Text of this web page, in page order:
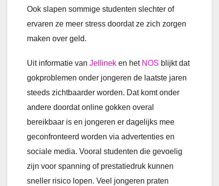
Ook slapen sommige studenten slechter of
ervaren ze meer stress doordat ze zich zorgen
maken over geld.
Uit informatie van Jellinek en het NOS blijkt dat
gokproblemen onder jongeren de laatste jaren
steeds zichtbaarder worden. Dat komt onder
andere doordat online gokken overal
bereikbaar is en jongeren er dagelijks mee
geconfronteerd worden via advertenties en
sociale media. Vooral studenten die gevoelig
zijn voor spanning of prestatiedruk kunnen
sneller risico lopen. Veel jongeren praten